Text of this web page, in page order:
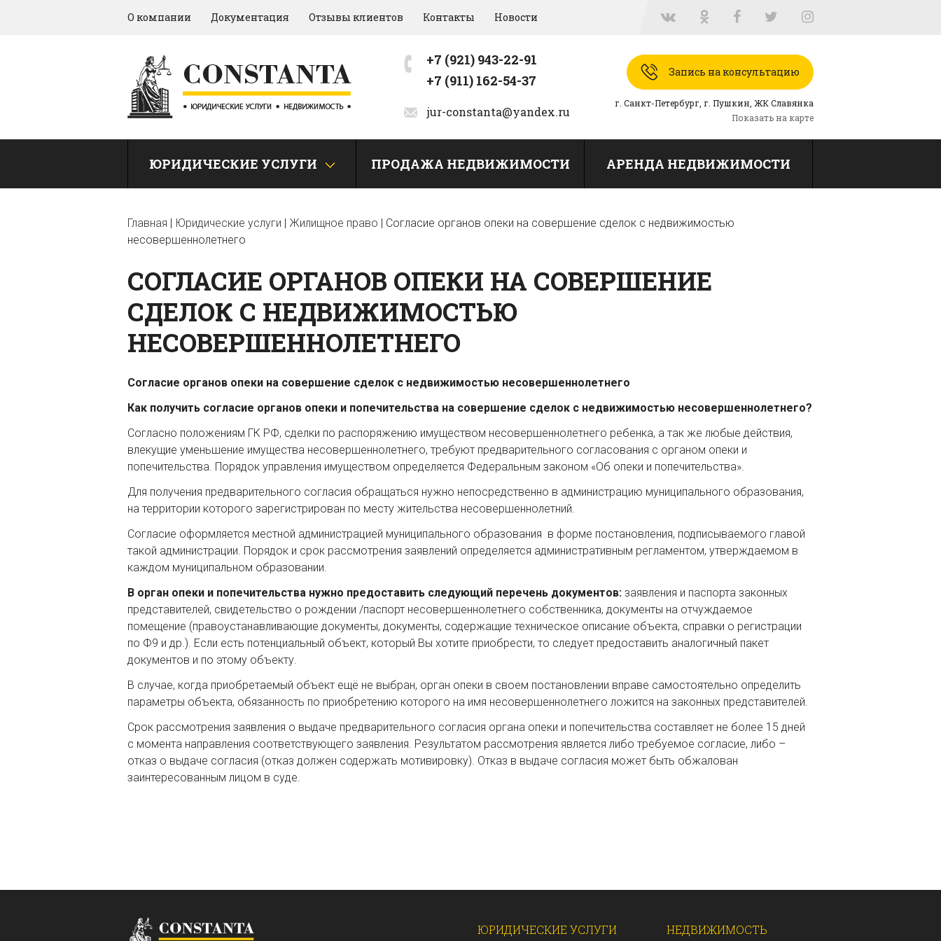
О компании Документация Отзывы клиентов Контакты Новости
+7 (921) 943-22-91
+7 (911) 162-54-37
jur-constanta@yandex.ru
Запись на консультацию
г. Санкт-Петербург, г. Пушкин, ЖК Славянка
Показать на карте
ЮРИДИЧЕСКИЕ УСЛУГИ ПРОДАЖА НЕДВИЖИМОСТИ АРЕНДА НЕДВИЖИМОСТИ
Главная | Юридические услуги | Жилищное право | Согласие органов опеки на совершение сделок с недвижимостью
несовершеннолетнего
СОГЛАСИЕ ОРГАНОВ ОПЕКИ НА СОВЕРШЕНИЕ
СДЕЛОК С НЕДВИЖИМОСТЬЮ
НЕСОВЕРШЕННОЛЕТНЕГО
Согласие органов опеки на совершение сделок с недвижимостью несовершеннолетнего
Как получить согласие органов опеки и попечительства на совершение сделок с недвижимостью несовершеннолетнего?
Согласно положениям ГК РФ, сделки по распоряжению имуществом несовершеннолетнего ребенка, а так же любые действия,
влекущие уменьшение имущества несовершеннолетнего, требуют предварительного согласования с органом опеки и
попечительства. Порядок управления имуществом определяется Федеральным законом «Об опеки и попечительства».
Для получения предварительного согласия обращаться нужно непосредственно в администрацию муниципального образования,
на территории которого зарегистрирован по месту жительства несовершеннолетний.
Согласие оформляется местной администрацией муниципального образования в форме постановления, подписываемого главой
такой администрации. Порядок и срок рассмотрения заявлений определяется административным регламентом, утверждаемом в
каждом муниципальном образовании.
В орган опеки и попечительства нужно предоставить следующий перечень документов: заявления и паспорта законных
представителей, свидетельство о рождении /паспорт несовершеннолетнего собственника, документы на отчуждаемое
помещение (правоустанавливающие документы, документы, содержащие техническое описание объекта, справки о регистрации
по Ф9 и др.). Если есть потенциальный объект, который Вы хотите приобрести, то следует предоставить аналогичный пакет
документов и по этому объекту.
В случае, когда приобретаемый объект ещё не выбран, орган опеки в своем постановлении вправе самостоятельно определить
параметры объекта, обязанность по приобретению которого на имя несовершеннолетнего ложится на законных представителей.
Срок рассмотрения заявления о выдаче предварительного согласия органа опеки и попечительства составляет не более 15 дней
с момента направления соответствующего заявления. Результатом рассмотрения является либо требуемое согласие, либо –
отказ о выдаче согласия (отказ должен содержать мотивировку). Отказ в выдаче согласия может быть обжалован
заинтересованным лицом в суде.
ЮРИДИЧЕСКИЕ УСЛУГИ НЕДВИЖИМОСТЬ